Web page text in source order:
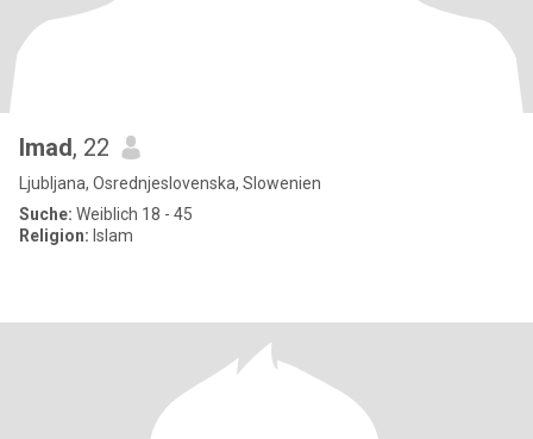
Imad, 22
Ljubljana, Osrednjeslovenska, Slowenien
Suche: Weiblich 18 - 45
Religion: Islam